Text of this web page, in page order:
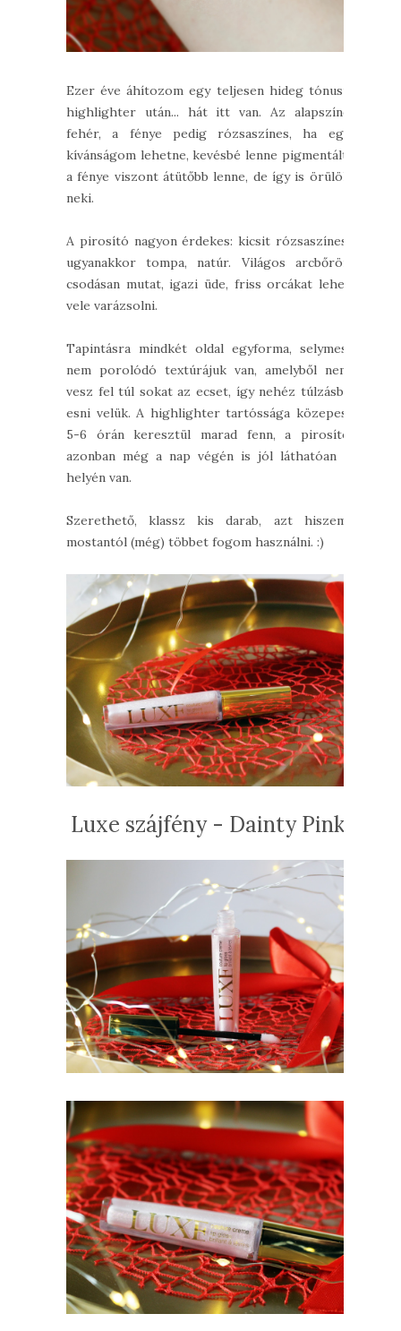
Ezer éve áhítozom egy teljesen hideg tónusú
highlighter után... hát itt van. Az alapszíne
fehér, a fénye pedig rózsaszínes, ha egy
kívánságom lehetne, kevésbé lenne pigmentált,
a fénye viszont átütőbb lenne, de így is örülök
neki.
A pirosító nagyon érdekes: kicsit rózsaszínes,
ugyanakkor tompa, natúr. Világos arcbőrön
csodásan mutat, igazi üde, friss orcákat lehet
vele varázsolni.
Tapintásra mindkét oldal egyforma, selymes,
nem porolódó textúrájuk van, amelyből nem
vesz fel túl sokat az ecset, így nehéz túlzásba
esni velük. A highlighter tartóssága közepes,
5-6 órán keresztül marad fenn, a pirosító
azonban még a nap végén is jól láthatóan a
helyén van.
Szerethető, klassz kis darab, azt hiszem,
mostantól (még) többet fogom használni. :)
Luxe szájfény - Dainty Pink